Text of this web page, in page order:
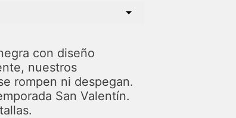
con diseño
nuestros
rompen ni despegan.
San Valentín.